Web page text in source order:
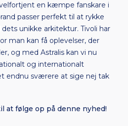
en kæmpe fanskare i
passer perfekt til at rykke
unikke arkitektur. Tivoli har
man kan få oplevelser, der
og med Astralis kan vi nu
og internationalt
endnu sværere at sige nej tak
at følge op på denne nyhed!